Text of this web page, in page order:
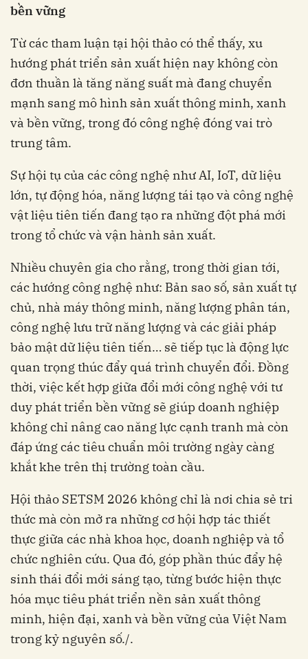
bền vững
Từ các tham luận tại hội thảo có thể thấy, xu
hướng phát triển sản xuất hiện nay không còn
đơn thuần là tăng năng suất mà đang chuyển
mạnh sang mô hình sản xuất thông minh, xanh
và bền vững, trong đó công nghệ đóng vai trò
trung tâm.
Sự hội tụ của các công nghệ như AI, IoT, dữ liệu
lớn, tự động hóa, năng lượng tái tạo và công nghệ
vật liệu tiên tiến đang tạo ra những đột phá mới
trong tổ chức và vận hành sản xuất.
Nhiều chuyên gia cho rằng, trong thời gian tới,
các hướng công nghệ như: Bản sao số, sản xuất tự
chủ, nhà máy thông minh, năng lượng phân tán,
công nghệ lưu trữ năng lượng và các giải pháp
bảo mật dữ liệu tiên tiến… sẽ tiếp tục là động lực
quan trọng thúc đẩy quá trình chuyển đổi. Đồng
thời, việc kết hợp giữa đổi mới công nghệ với tư
duy phát triển bền vững sẽ giúp doanh nghiệp
không chỉ nâng cao năng lực cạnh tranh mà còn
đáp ứng các tiêu chuẩn môi trường ngày càng
khắt khe trên thị trường toàn cầu.
Hội thảo SETSM 2026 không chỉ là nơi chia sẻ tri
thức mà còn mở ra những cơ hội hợp tác thiết
thực giữa các nhà khoa học, doanh nghiệp và tổ
chức nghiên cứu. Qua đó, góp phần thúc đẩy hệ
sinh thái đổi mới sáng tạo, từng bước hiện thực
hóa mục tiêu phát triển nền sản xuất thông
minh, hiện đại, xanh và bền vững của Việt Nam
trong kỷ nguyên số./.